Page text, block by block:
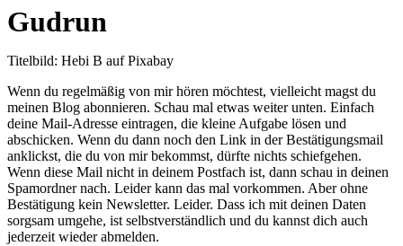
Gudrun
Titelbild: Hebi B auf Pixabay
Wenn du regelmäßig von mir hören möchtest, vielleicht magst du
meinen Blog abonnieren. Schau mal etwas weiter unten. Einfach
deine Mail-Adresse eintragen, die kleine Aufgabe lösen und
abschicken. Wenn du dann noch den Link in der Bestätigungsmail
anklickst, die du von mir bekommst, dürfte nichts schiefgehen.
Wenn diese Mail nicht in deinem Postfach ist, dann schau in deinen
Spamordner nach. Leider kann das mal vorkommen. Aber ohne
Bestätigung kein Newsletter. Leider. Dass ich mit deinen Daten
sorgsam umgehe, ist selbstverständlich und du kannst dich auch
jederzeit wieder abmelden.